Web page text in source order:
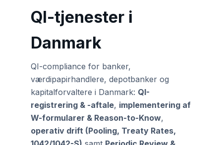
QI-tjenester i
Danmark
QI-compliance for banker,
værdipapirhandlere, depotbanker og
kapitalforvaltere i Danmark: QI-
registrering & -aftale, implementering af
W-formularer & Reason-to-Know,
operativ drift (Pooling, Treaty Rates,